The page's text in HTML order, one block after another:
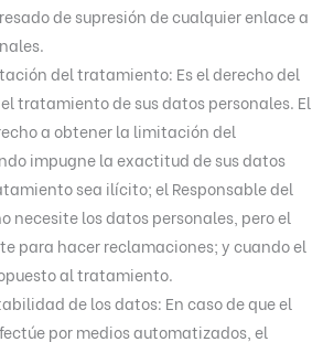
de supresión de cualquier enlace a
del tratamiento: Es el derecho del
tratamiento de sus datos personales. El
a obtener la limitación del
impugne la exactitud de sus datos
sea ilícito; el Responsable del
necesite los datos personales, pero el
para hacer reclamaciones; y cuando el
al tratamiento.
de los datos: En caso de que el
por medios automatizados, el